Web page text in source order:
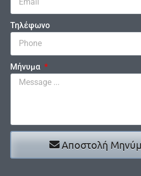
Τηλέφωνο
Μήνυμα
Αποστολή